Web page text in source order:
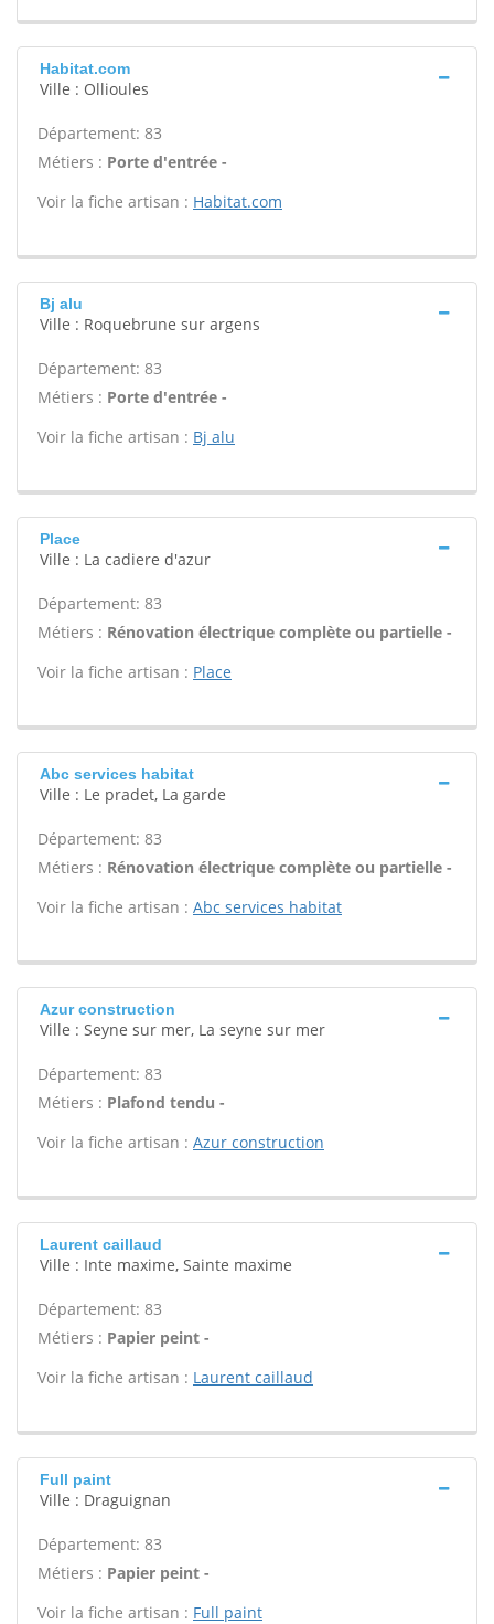
Habitat.com
Ville : Ollioules
Département: 83
Métiers : Porte d'entrée -
Voir la fiche artisan : Habitat.com
Bj alu
Ville : Roquebrune sur argens
Département: 83
Métiers : Porte d'entrée -
Voir la fiche artisan : Bj alu
Place
Ville : La cadiere d'azur
Département: 83
Métiers : Rénovation électrique complète ou partielle -
Voir la fiche artisan : Place
Abc services habitat
Ville : Le pradet, La garde
Département: 83
Métiers : Rénovation électrique complète ou partielle -
Voir la fiche artisan : Abc services habitat
Azur construction
Ville : Seyne sur mer, La seyne sur mer
Département: 83
Métiers : Plafond tendu -
Voir la fiche artisan : Azur construction
Laurent caillaud
Ville : Inte maxime, Sainte maxime
Département: 83
Métiers : Papier peint -
Voir la fiche artisan : Laurent caillaud
Full paint
Ville : Draguignan
Département: 83
Métiers : Papier peint -
Voir la fiche artisan : Full paint